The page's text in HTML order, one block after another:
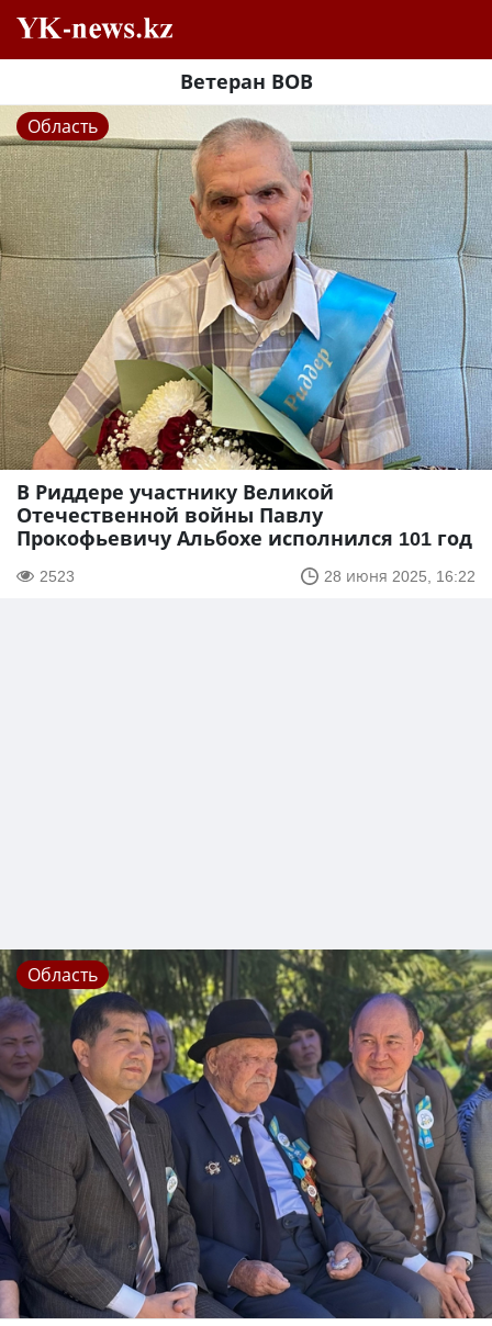
Ветеран ВОВ
Область
В Риддере участнику Великой
Отечественной войны Павлу
Прокофьевичу Альбохе исполнился 101 год
2523 28 июня 2025, 16:22
Область